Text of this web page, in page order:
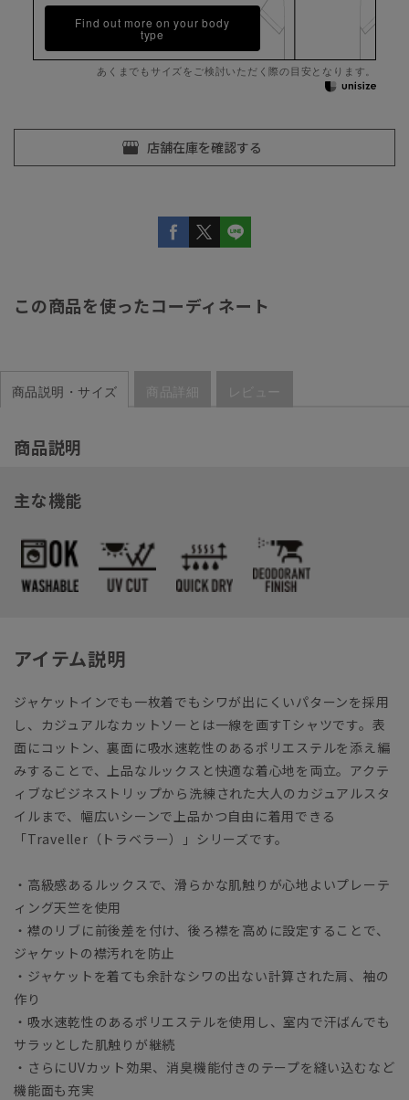
Find out more on your body
type
あくまでもサイズをご検討いただく際の目安となります。
この商品を使ったコーディネート
商品説明・サイズ 商品詳細 レビュー
商品説明
主な機能
アイテム説明
ジャケットインでも一枚着でもシワが出にくいパターンを採用
し、カジュアルなカットソーとは一線を画すTシャツです。表
面にコットン、裏面に吸水速乾性のあるポリエステルを添え編
みすることで、上品なルックスと快適な着心地を両立。アクテ
ィブなビジネストリップから洗練された大人のカジュアルスタ
イルまで、幅広いシーンで上品かつ自由に着用できる
「Traveller（トラベラー）」シリーズです。
・高級感あるルックスで、滑らかな肌触りが心地よいプレーテ
ィング天竺を使用
・襟のリブに前後差を付け、後ろ襟を高めに設定することで、
ジャケットの襟汚れを防止
・ジャケットを着ても余計なシワの出ない計算された肩、袖の
作り
・吸水速乾性のあるポリエステルを使用し、室内で汗ばんでも
サラッとした肌触りが継続
・さらにUVカット効果、消臭機能付きのテープを縫い込むなど
機能面も充実